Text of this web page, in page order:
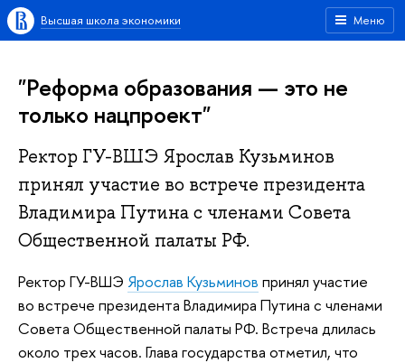
Меню
Высшая школа экономики
"Реформа образования — это не
только нацпроект"
Ректор ГУ-ВШЭ Ярослав Кузьминов
принял участие во встрече президента
Владимира Путина с членами Совета
Общественной палаты РФ.
Ректор ГУ-ВШЭ Ярослав Кузьминов принял участие
во встрече президента Владимира Путина с членами
Совета Общественной палаты РФ. Встреча длилась
около трех часов. Глава государства отметил, что